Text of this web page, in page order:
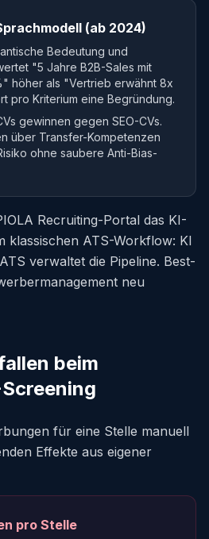
(ab 2024)
Bedeutung und
"5 Jahre B2B-Sales mit
höher als "Vertrieb erwähnt 8x
pro Kriterium eine Begründung.
gewinnen gegen SEO-CVs.
über Transfer-Kompetenzen
ohne saubere Anti-Bias-
Recruiting-Portal das KI-
klassischen ATS-Workflow: KI
verwaltet die Pipeline. Best-
neu
beim
für eine Stelle manuell
Effekte aus eigener
pro Stelle